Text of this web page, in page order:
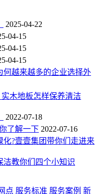
2025-04-22
04-15
04-15
04-15
何越来越多的企业选择外
木地板怎样保养清洁
2022-07-18
了解一下 2022-07-16
?壹壹集团带你们走进来
洁教你们四个小知识
点 服务标准 服务案例 新